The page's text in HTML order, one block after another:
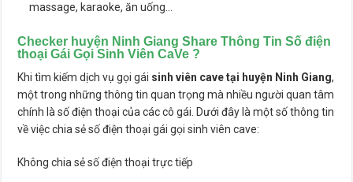
massage, karaoke, ăn uống…
Checker huyện Ninh Giang Share Thông Tin Số điện
thoại Gái Gọi Sinh Viên CaVe ?
Khi tìm kiếm dịch vụ gọi gái sinh viên cave tại huyện Ninh Giang,
một trong những thông tin quan trọng mà nhiều người quan tâm
chính là số điện thoại của các cô gái. Dưới đây là một số thông tin
về việc chia sẻ số điện thoại gái gọi sinh viên cave:
Không chia sẻ số điện thoại trực tiếp